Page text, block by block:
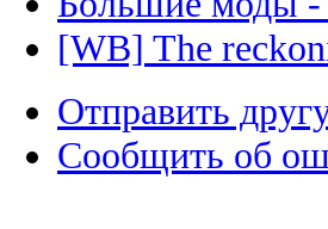
[WB] The
Отправить
Сообщить об